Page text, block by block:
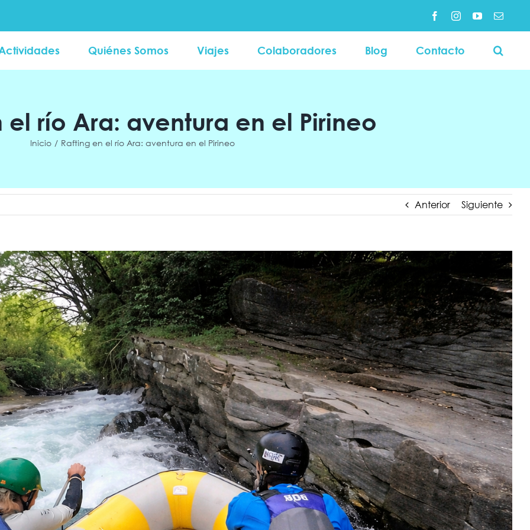
FacebookInstagramYouTubeCorreo
Quiénes Somos Viajes Colaboradores Blog Contacto
el río Ara: aventura en el Pirineo
Inicio Rafting en el río Ara: aventura en el Pirineo
Anterior Siguiente